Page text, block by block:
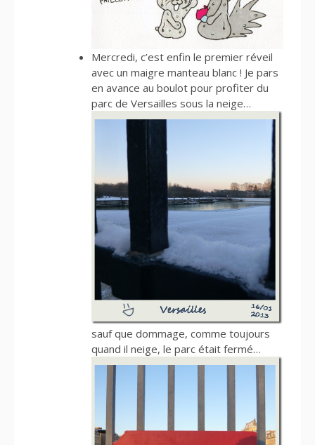
Mercredi, c’est enfin le premier réveil
avec un maigre manteau blanc ! Je pars
en avance au boulot pour profiter du
parc de Versailles sous la neige…
sauf que dommage, comme toujours
quand il neige, le parc était fermé…